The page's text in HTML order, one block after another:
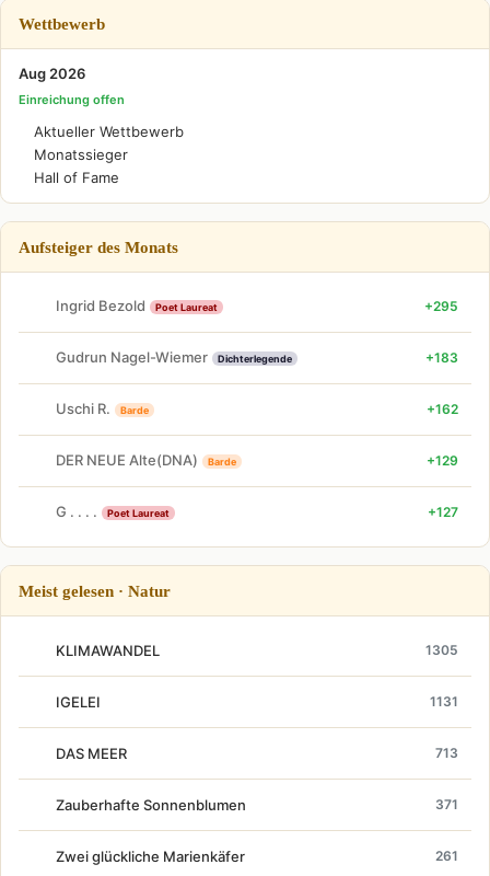
Wettbewerb
Aug 2026
Einreichung offen
Aktueller Wettbewerb
Monatssieger
Hall of Fame
Aufsteiger des Monats
Ingrid Bezold Poet Laureat +295
Gudrun Nagel-Wiemer Dichterlegende +183
Uschi R. Barde +162
DER NEUE Alte(DNA) Barde +129
G . . . . Poet Laureat +127
Meist gelesen · Natur
KLIMAWANDEL 1305
IGELEI 1131
DAS MEER 713
Zauberhafte Sonnenblumen 371
Zwei glückliche Marienkäfer 261